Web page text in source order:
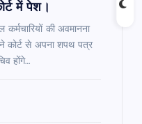
में पेश।
की अवमानना
कोर्ट से अपना शपथ पत्र
होंगे…